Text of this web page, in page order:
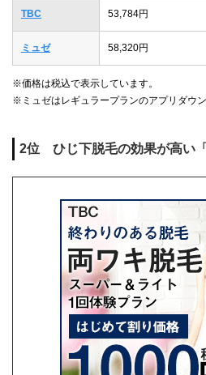
TBC 53,784円
ミュゼ 58,320円
※価格は税込で表示しています。
※ミュゼはレギュラープランのアプリダウン
2位 ひじ下脱毛の効果が高い「